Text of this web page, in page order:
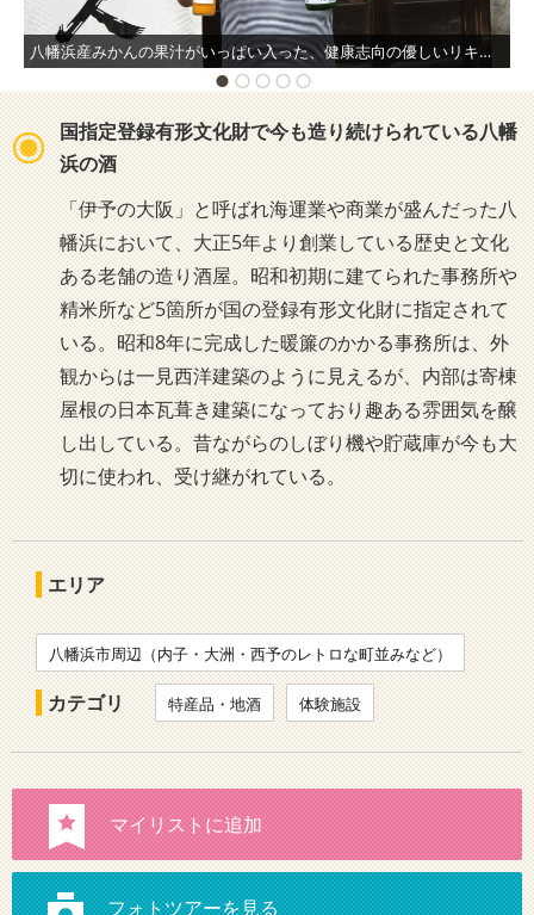
八幡浜産みかんの果汁がいっぱい入った、健康志向の優しいリキュール「媛麗」と代表銘柄の「梅美人」。開業以来、約90年以上変わらず少量手造りで心を込めて作られている。
国指定登録有形文化財で今も造り続けられている八幡
浜の酒
「伊予の大阪」と呼ばれ海運業や商業が盛んだった八
幡浜において、大正5年より創業している歴史と文化
ある老舗の造り酒屋。昭和初期に建てられた事務所や
精米所など5箇所が国の登録有形文化財に指定されて
いる。昭和8年に完成した暖簾のかかる事務所は、外
観からは一見西洋建築のように見えるが、内部は寄棟
屋根の日本瓦葺き建築になっており趣ある雰囲気を醸
し出している。昔ながらのしぼり機や貯蔵庫が今も大
切に使われ、受け継がれている。
エリア
八幡浜市周辺（内子・大洲・西予のレトロな町並みなど）
カテゴリ 特産品・地酒 体験施設